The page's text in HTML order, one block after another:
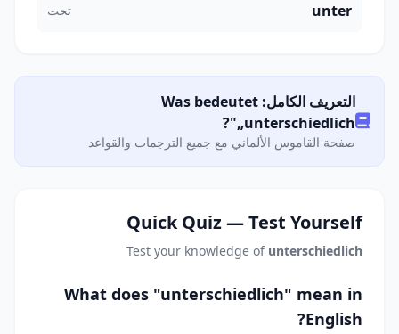
unter تحت
التعريف الكامل: Was bedeutet
„unterschiedlich"?
صفحة القاموس الألماني مع جميع الترجمات والقواعد
Quick Quiz — Test Yourself
Test your knowledge of unterschiedlich
What does "unterschiedlich" mean in
English?